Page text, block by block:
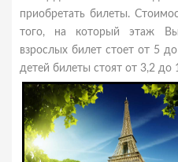
приобретать билеты.
того, на который этаж
взрослых билет стоет от 5
детей билеты стоят от 3,2 до